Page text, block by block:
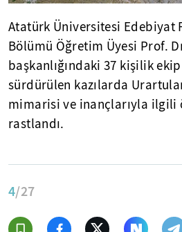
Atatürk Üniversitesi Edebiyat
Bölümü Öğretim Üyesi Prof.
başkanlığındaki 37 kişilik
sürdürülen kazılarda
mimarisi ve inançlarıyla
rastlandı.
4/27